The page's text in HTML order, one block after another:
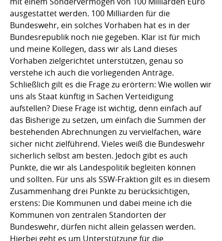
ausgestattet werden. 100 Milliarden für die
Bundeswehr, ein solches Vorhaben hat es in der
Bundesrepublik noch nie gegeben. Klar ist für mich
und meine Kollegen, dass wir als Land dieses
Vorhaben zielgerichtet unterstützen, genau so
verstehe ich auch die vorliegenden Anträge.
Schließlich gilt es die Frage zu erörtern: Wie wollen wir
uns als Staat künftig in Sachen Verteidigung
aufstellen? Diese Frage ist wichtig, denn einfach auf
das Bisherige zu setzen, um einfach die Summen der
bestehenden Abrechnungen zu vervielfachen, wäre
sicher nicht zielführend. Vieles weiß die Bundeswehr
sicherlich selbst am besten. Jedoch gibt es auch
Punkte, die wir als Landespolitik begleiten können
und sollten. Für uns als SSW-Fraktion gilt es in diesem
Zusammenhang drei Punkte zu berücksichtigen,
erstens: Die Kommunen und dabei meine ich die
Kommunen von zentralen Standorten der
Bundeswehr, dürfen nicht allein gelassen werden.
Hierbei geht es um Unterstützung für die